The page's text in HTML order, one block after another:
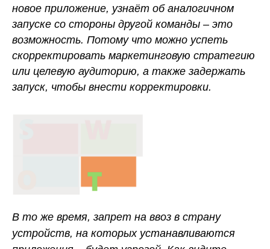
новое приложение, узнаёт об аналогичном
запуске со стороны другой команды – это
возможность. Потому что можно успеть
скорректировать маркетинговую стратегию
или целевую аудиторию, а также задержать
запуск, чтобы внести корректировки.
В то же время, запрет на ввоз в страну
устройств, на которых устанавливаются